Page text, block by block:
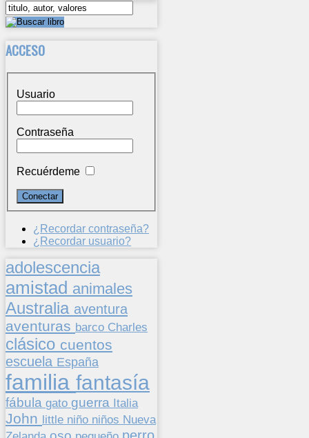
ACCESO
Usuario
Contraseña
Recuérdeme
¿Recordar contraseña?
¿Recordar usuario?
adolescencia
amistad animales
Australia aventura
aventuras barco Charles
clásico cuentos
escuela España
familia fantasía
fábula gato guerra Italia
John little niño niños Nueva